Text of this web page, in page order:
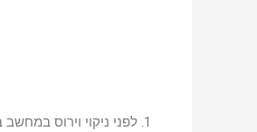
1. לפני ניקוי וירוס במחשב בצעו גיבוי כראוי!